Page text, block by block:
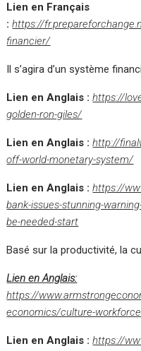
Lien en Français
: https://
financier/
Il s’agira d’un système
Lien en Anglais : https://
golden-ron-giles/
Lien en Anglais : http://
off-world-monetary-system/
Lien en Anglais : https://
bank-issues-stunning-
be-needed-start
Basé sur la productivité, la
Lien en Anglais:
https://
economics/culture-
Lien en Anglais : https://